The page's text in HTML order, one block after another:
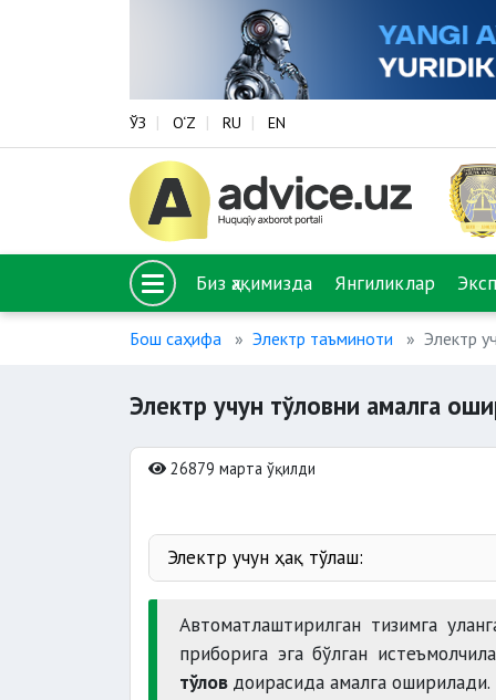
ЎЗ O‘Z RU EN
Биз ҳақимизда Янгиликлар
Бош саҳифа Электр таъминоти Электр
Электр учун тўловни амалга
26879 марта ўқилди
Электр учун ҳақ тўлаш:
Автоматлаштирилган тизимга
приборига эга бўлган
тўлов доирасида амалга оширилади.